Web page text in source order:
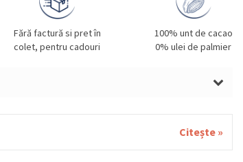
Fără factură si pret în
colet, pentru cadouri
100% unt de cacao
0% ulei de palmier
Citește »